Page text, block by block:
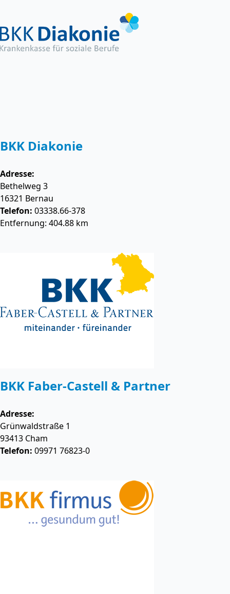
BKK Diakonie
Adresse:
Bethelweg 3
16321 Bernau
Telefon: 03338.66-378
Entfernung: 404.88 km
BKK Faber-Castell & Partner
Adresse:
Grünwaldstraße 1
93413 Cham
Telefon: 09971 76823-0